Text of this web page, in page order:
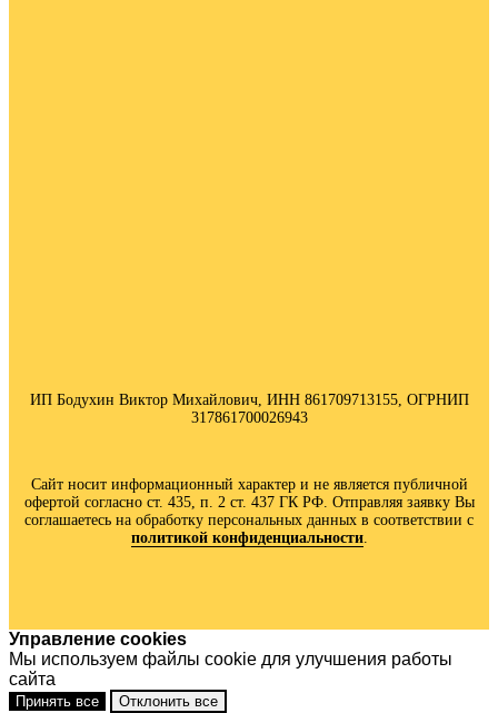
ИП Бодухин Виктор Михайлович, ИНН 861709713155, ОГРНИП
317861700026943
Сайт носит информационный характер и не является публичной
офертой согласно ст. 435, п. 2 ст. 437 ГК РФ. Отправляя заявку Вы
соглашаетесь на обработку персональных данных в соответствии с
политикой конфиденциальности.
Управление cookies
Мы используем файлы cookie для улучшения работы
сайта
Принять все
Отклонить все